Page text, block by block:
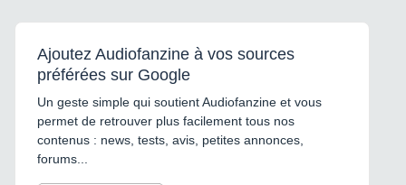
Ajoutez Audiofanzine à vos sources
préférées sur Google
Un geste simple qui soutient Audiofanzine et vous
permet de retrouver plus facilement tous nos
contenus : news, tests, avis, petites annonces,
forums...